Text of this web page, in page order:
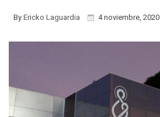
By Ericko Laguardia 4 noviembre, 2020